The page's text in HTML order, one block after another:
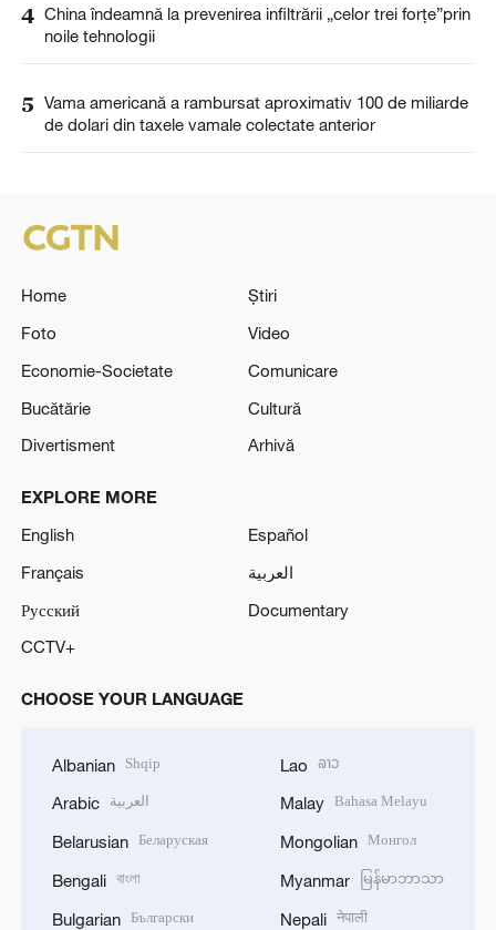
4 China îndeamnă la prevenirea infiltrării „celor trei forțe”prin
noile tehnologii
5 Vama americană a rambursat aproximativ 100 de miliarde
de dolari din taxele vamale colectate anterior
Home
Știri
Foto
Video
Economie-Societate
Comunicare
Bucătărie
Cultură
Divertisment
Arhivă
EXPLORE MORE
English
Español
Français
العربية
Русский
Documentary
CCTV+
CHOOSE YOUR LANGUAGE
Albanian Shqip
Arabic العربية
Belarusian Беларуская
Bengali বাংলা
Bulgarian Български
Lao ລາວ
Malay Bahasa Melayu
Mongolian Монгол
Myanmar မြန်မာဘာသာ
Nepali नेपाली